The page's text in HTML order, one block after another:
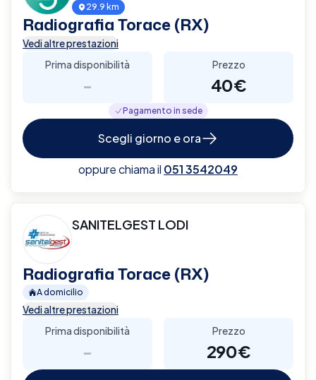
29.9 km
Radiografia Torace (RX)
Vedi altre prestazioni
Prima disponibilità
-
Prezzo
40€
Pagamento in sede
Scegli giorno e ora
oppure chiama il 051 3542049
SANITELGEST LODI
Radiografia Torace (RX)
A domicilio
Vedi altre prestazioni
Prima disponibilità
-
Prezzo
290€